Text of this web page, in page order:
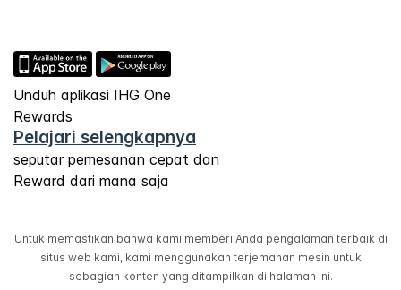
Unduh aplikasi IHG One
Rewards
Pelajari selengkapnya
seputar pemesanan cepat dan
Reward dari mana saja
Untuk memastikan bahwa kami memberi Anda pengalaman terbaik di
situs web kami, kami menggunakan terjemahan mesin untuk
sebagian konten yang ditampilkan di halaman ini.